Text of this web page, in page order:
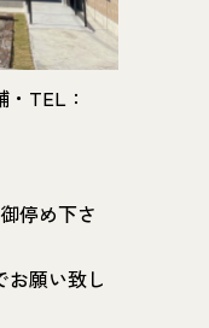
TEL：
停め下さ
お願い致し